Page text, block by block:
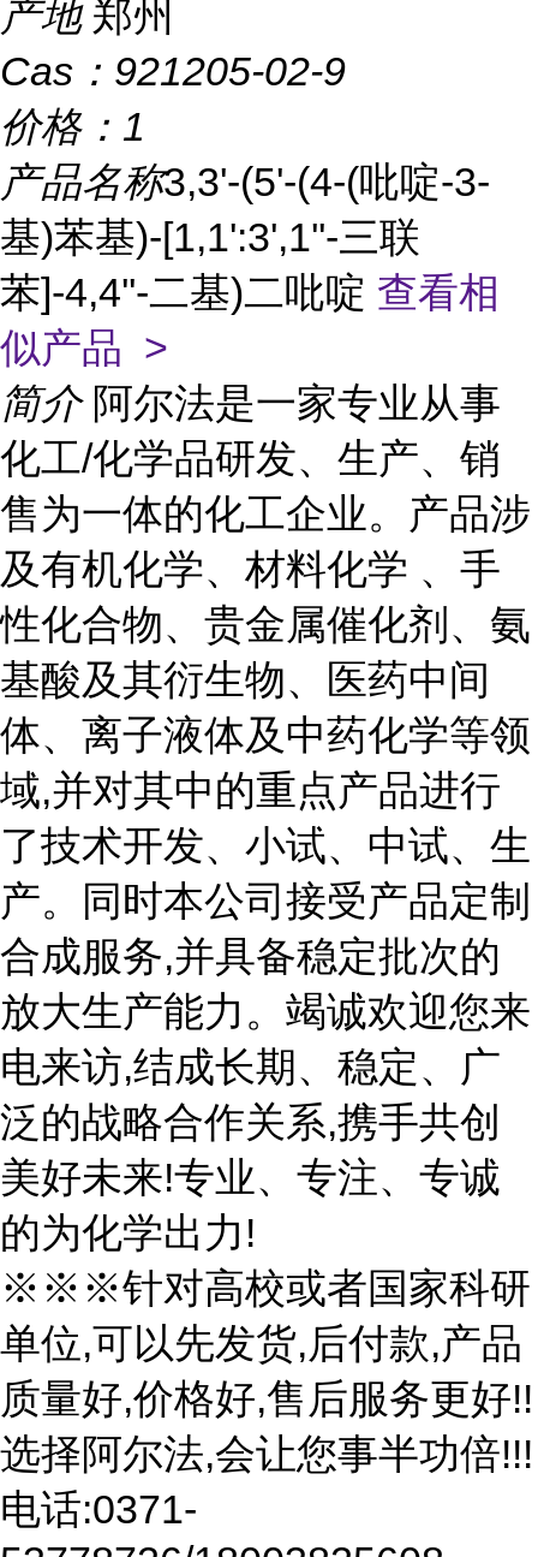
产地 郑州
Cas： 921205-02-9
价格： 1
产品名称3,3'-(5'-(4-(吡啶-3-
基)苯基)-[1,1':3',1''-三联
苯]-4,4''-二基)二吡啶 查看相
似产品 >
简介 阿尔法是一家专业从事
化工/化学品研发、生产、销
售为一体的化工企业。产品涉
及有机化学、材料化学 、手
性化合物、贵金属催化剂、氨
基酸及其衍生物、医药中间
体、离子液体及中药化学等领
域,并对其中的重点产品进行
了技术开发、小试、中试、生
产。同时本公司接受产品定制
合成服务,并具备稳定批次的
放大生产能力。竭诚欢迎您来
电来访,结成长期、稳定、广
泛的战略合作关系,携手共创
美好未来!专业、专注、专诚
的为化学出力!
※※※针对高校或者国家科研
单位,可以先发货,后付款,产品
质量好,价格好,售后服务更好!!
选择阿尔法,会让您事半功倍!!!
电话:0371-